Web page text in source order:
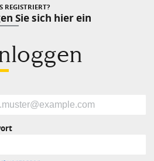
REGISTRIERT?
Sie sich hier ein